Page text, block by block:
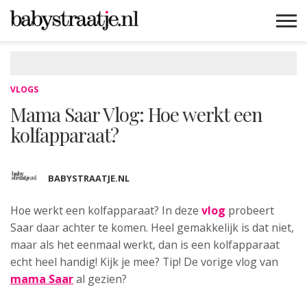
VLOGS
Mama Saar Vlog: Hoe werkt een
kolfapparaat?
BABYSTRAATJE.NL
Hoe werkt een kolfapparaat? In deze vlog probeert
Saar daar achter te komen. Heel gemakkelijk is dat niet,
maar als het eenmaal werkt, dan is een kolfapparaat
echt heel handig! Kijk je mee? Tip! De vorige vlog van
mama Saaral gezien?